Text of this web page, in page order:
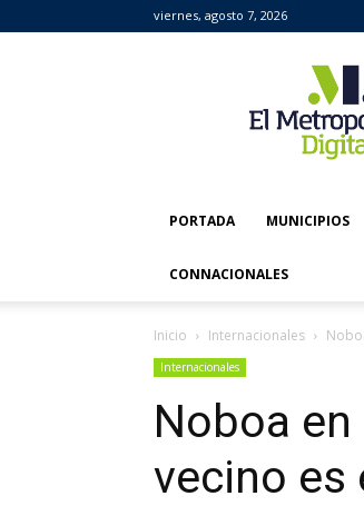
viernes, agosto 7, 2026
Metropolitano
Digital
PORTADA MUNICIPIOS
CONNACIONALES
Inicio Internacionales
Internacionales
Noboa en
vecino es